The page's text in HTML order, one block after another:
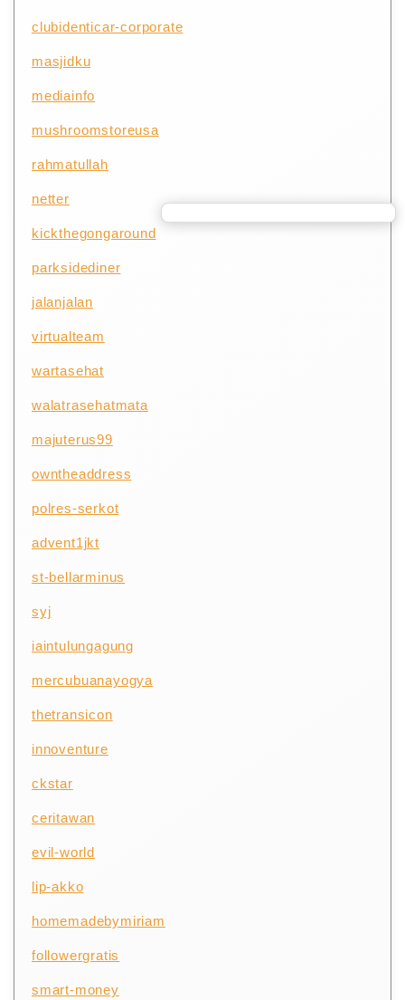
clubidenticar-corporate
masjidku
mediainfo
mushroomstoreusa
rahmatullah
netter
kickthegongaround
parksidediner
jalanjalan
virtualteam
wartasehat
walatrasehatmata
majuterus99
owntheaddress
polres-serkot
advent1jkt
st-bellarminus
syj
iaintulungagung
mercubuanayogya
thetransicon
innoventure
ckstar
ceritawan
evil-world
lip-akko
homemadebymiriam
followergratis
smart-money